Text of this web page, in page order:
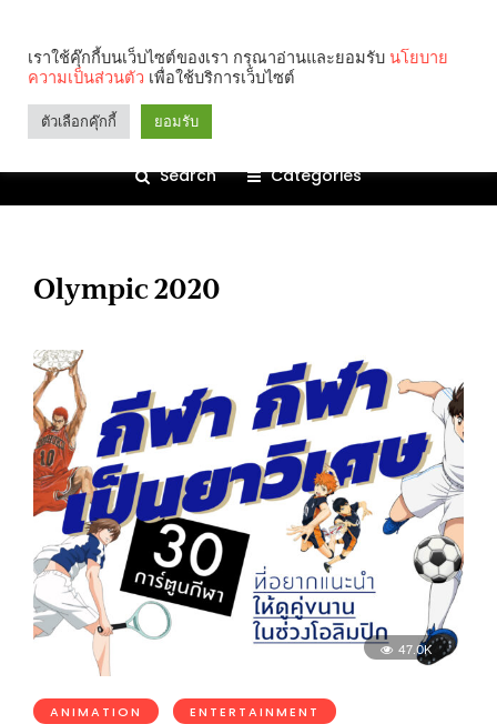
Search Categories
Olympic 2020
47.0K
ANIMATION ENTERTAINMENT
เราใช้คุ๊กกี้บนเว็บไซต์ของเรา กรุณาอ่านและยอมรับ นโยบาย
ความเป็นส่วนตัว เพื่อใช้บริการเว็บไซต์
ตัวเลือกคุ๊กกี้ ยอมรับ